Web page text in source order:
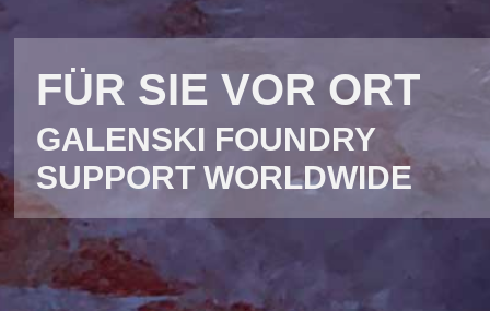
FÜR SIE VOR ORT
GALENSKI FOUNDRY
SUPPORT WORLDWIDE